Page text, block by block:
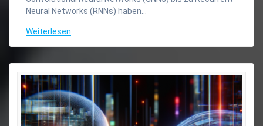
Neural Networks (RNNs) haben…
Weiterlesen